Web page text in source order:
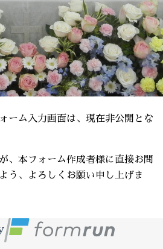
ーム入力画面は、現在非公開とな
、本フォーム作成者様に直接お問
う、よろしくお願い申し上げま